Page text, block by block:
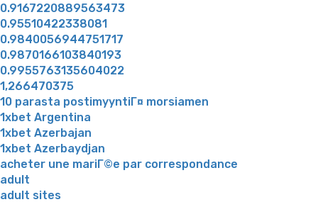
0.9167220889563473
0.95510422338081
0.9840056944751717
0.9870166103840193
0.9955763135604022
1,266470375
10 parasta postimyyntiГ¤ morsiamen
1xbet Argentina
1xbet Azerbajan
1xbet Azerbaydjan
acheter une mariГ©e par correspondance
adult
adult sites